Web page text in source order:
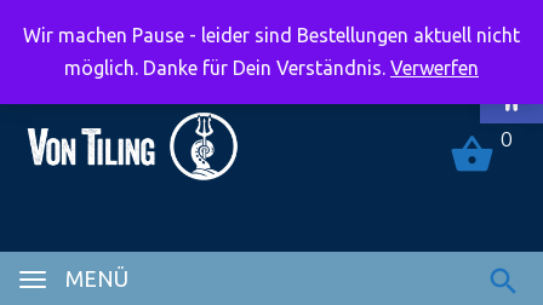
MENÜ
0
Wir machen Pause - leider sind Bestellungen aktuell nicht
möglich. Danke für Dein Verständnis. Verwerfen